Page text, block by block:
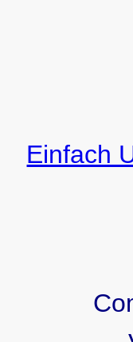
Einfach